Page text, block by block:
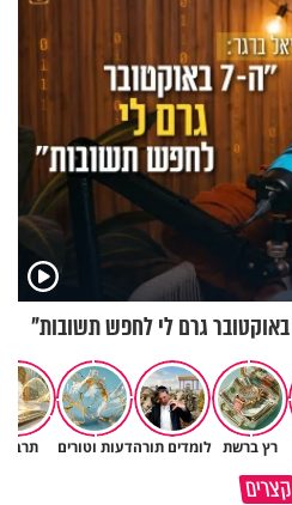
רץ ברשת לומדים תורהדעות וטורים
קצרים
הרגעים הקשים ביותר בחיים